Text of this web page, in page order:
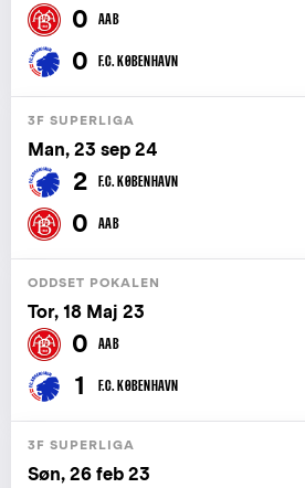
0 AAB
0 F.C. KØBENHAVN
3F SUPERLIGA
Man, 23 sep 24
2 F.C. KØBENHAVN
0 AAB
ODDSET POKALEN
Tor, 18 Maj 23
0 AAB
1 F.C. KØBENHAVN
3F SUPERLIGA
Søn, 26 feb 23